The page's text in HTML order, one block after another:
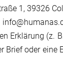
1,39326
Erklärung (z.
Brief oder eine